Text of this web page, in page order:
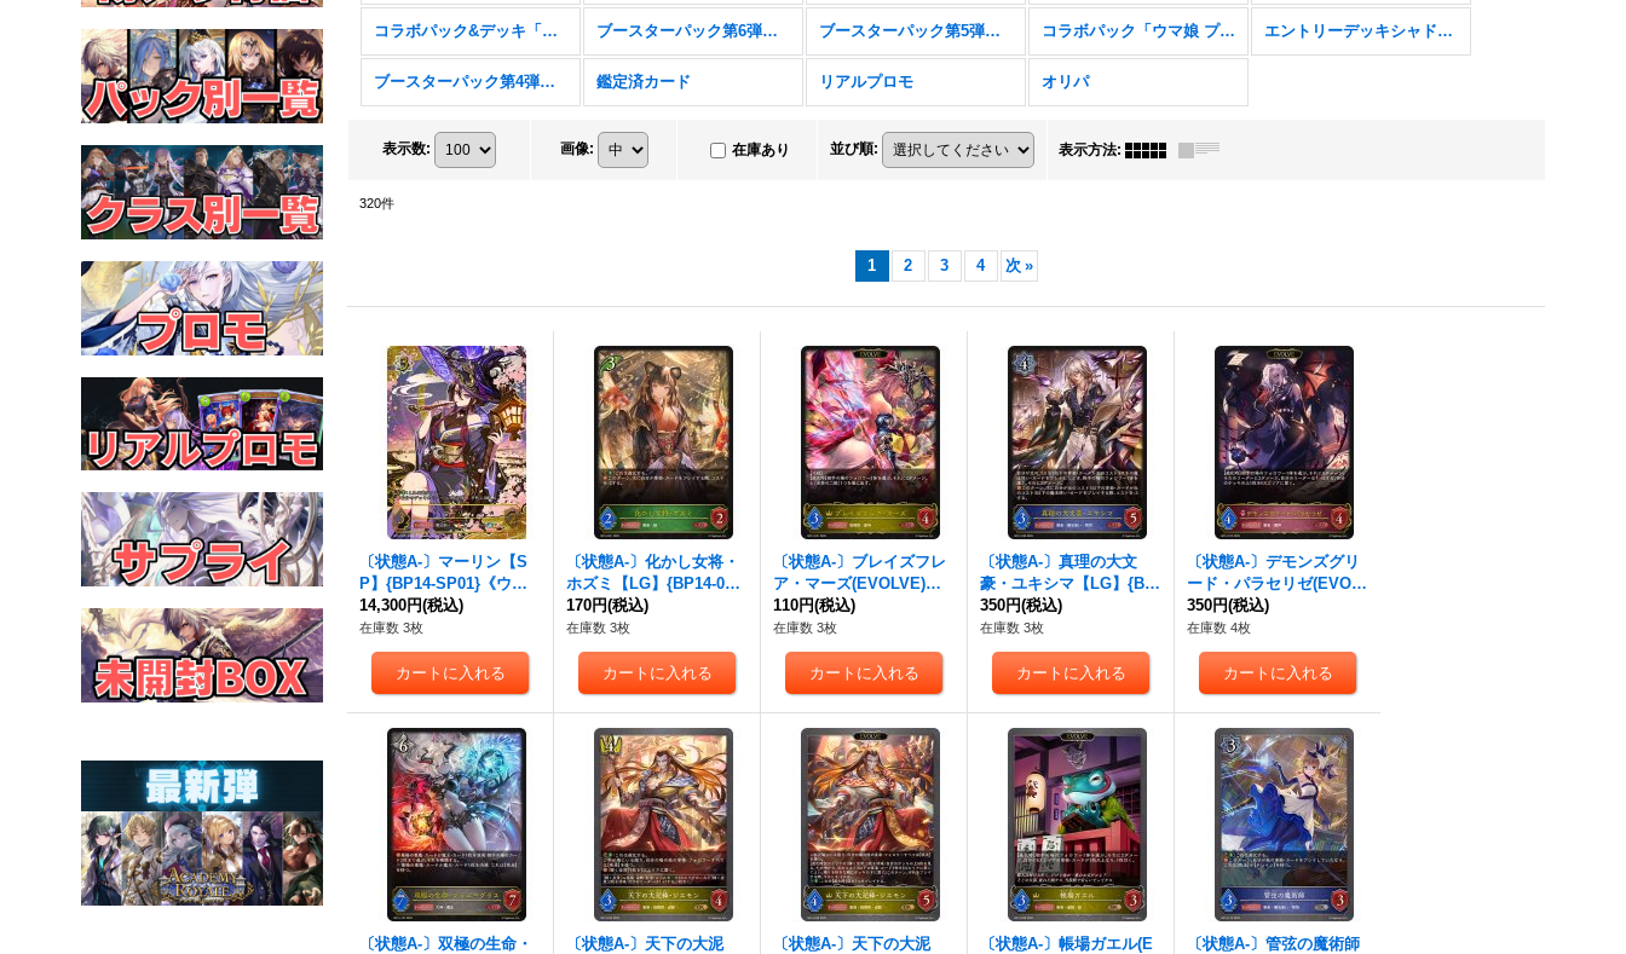
コラボパック&デッキ「アイドルマスター シンデレラガールズ」 ブースターパック第6弾「絶対なる覇者」 ブースターパック第5弾「永劫なる絶傑」 コラボパック「ウマ娘 プリティーダービー」 エントリーデッキシャドウバースＦ
ブースターパック第4弾「天星神話」 鑑定済カード リアルプロモ オリパ
表示数: 画像: 在庫あり 並び順: 表示方法:
320件
1 2 3 4 次 »
〔状態A-〕マーリン【S
P】{BP14-SP01}《ウィ
ッチ》
14,300円(税込)
在庫数 3枚
〔状態A-〕化かし女将・
ホズミ【LG】{BP14-001}
《エルフ》
170円(税込)
在庫数 3枚
〔状態A-〕ブレイズフレ
ア・マーズ(EVOLVE)【L
G】{BP14-021}《ロイヤ
ル》
110円(税込)
在庫数 3枚
〔状態A-〕真理の大文
豪・ユキシマ【LG】{BP
14-036}《ウィッチ》
350円(税込)
在庫数 3枚
〔状態A-〕デモンズグリ
ード・パラセリゼ(EVOL
VE)【LG】{BP14-073}
《ナイトメア》
350円(税込)
在庫数 4枚
〔状態A-〕双極の生命・
〔状態A-〕天下の大泥
〔状態A-〕天下の大泥
〔状態A-〕帳場ガエル(E
〔状態A-〕管弦の魔術師